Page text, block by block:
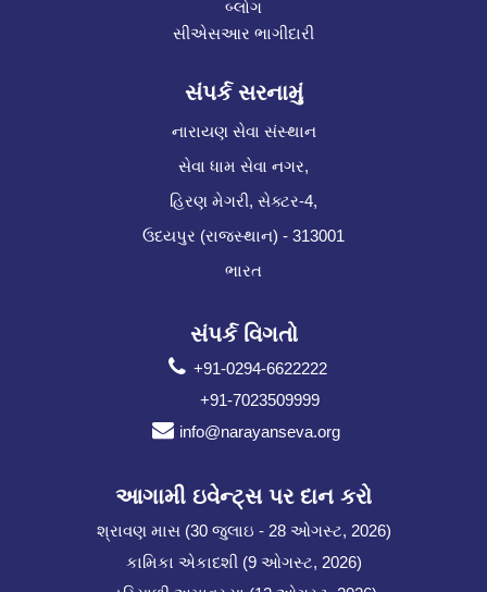
બ્લોગ
સીએસઆર ભાગીદારી
સંપર્ક સરનામું
નારાયણ સેવા સંસ્થાન
સેવા ધામ સેવા નગર,
હિરણ મેગરી, સેક્ટર-4,
ઉદયપુર (રાજસ્થાન) - 313001
ભારત
સંપર્ક વિગતો
+91-0294-6622222
+91-7023509999
info@narayanseva.org
આગામી ઇવેન્ટ્સ પર દાન કરો
શ્રાવણ માસ (30 જુલાઇ - 28 ઓગસ્ટ, 2026)
કામિકા એકાદશી (9 ઓગસ્ટ, 2026)